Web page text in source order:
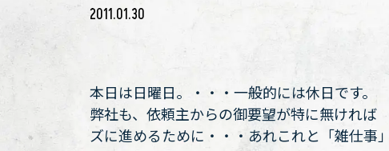
2011.01.30
本日は日曜日。・・・一般的には休日です。
弊社も、依頼主からの御要望が特に無けれ
ズに進めるために・・・あれこれと「雑仕事